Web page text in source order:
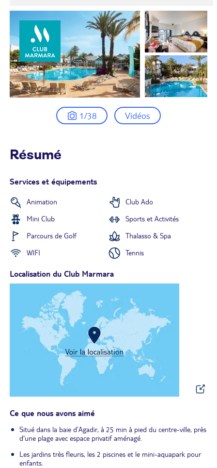
1/38 Vidéos
Résumé
Services et équipements
Animation
Club Ado
Mini Club
Sports et Activités
Parcours de Golf
Thalasso & Spa
WIFI
Tennis
Localisation du Club Marmara
Ce que nous avons aimé
Situé dans la baie d’Agadir, à 25 min à pied du centre-ville, près
d'une plage avec espace privatif aménagé.
Les jardins très fleuris, les 2 piscines et le mini-aquapark pour
enfants.